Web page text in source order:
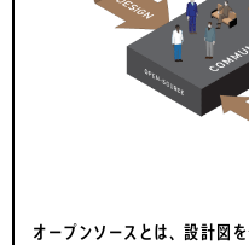
オープンソースとは、設計図